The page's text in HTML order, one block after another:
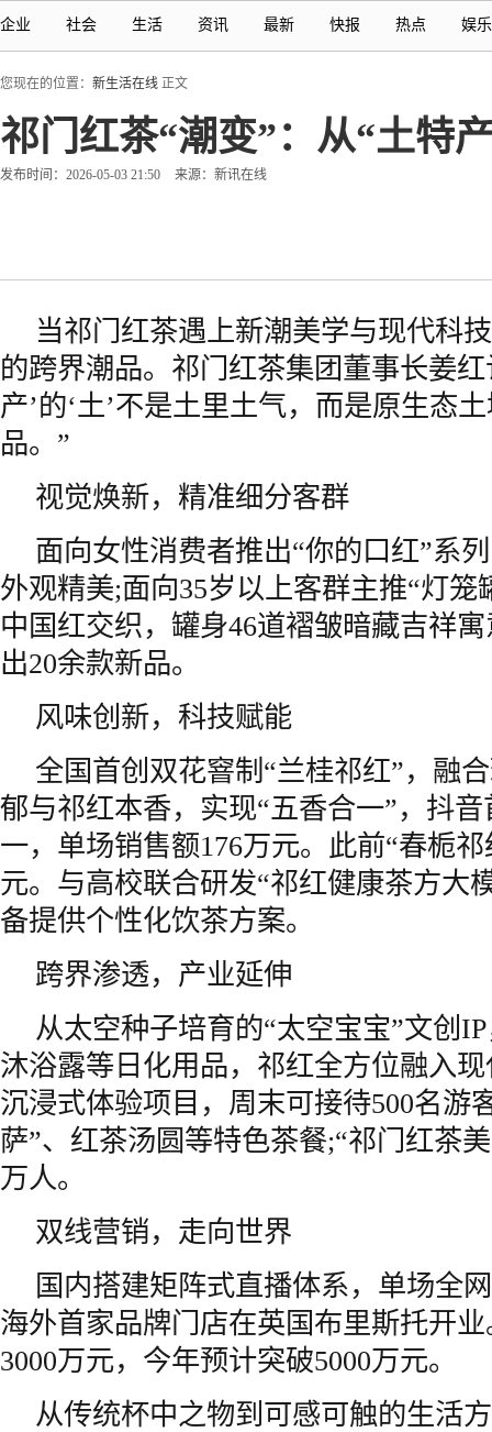
企业 社会 生活 资讯 最新 快报 热点 娱乐
您现在的位置： 新生活在线 正文
祁门红茶“潮变”：从“土特
发布时间：2026-05-03 21:50 来源：新讯在线
当祁门红茶遇上新潮美学与现代科
的跨界潮品。祁门红茶集团董事长姜红
产’的‘土’不是土里土气，而是原生态
品。”
视觉焕新，精准细分客群
面向女性消费者推出“你的口红”系
外观精美;面向35岁以上客群主推“灯笼
中国红交织，罐身46道褶皱暗藏吉祥
出20余款新品。
风味创新，科技赋能
全国首创双花窨制“兰桂祁红”，融
郁与祁红本香，实现“五香合一”，抖
一，单场销售额176万元。此前“春栀
元。与高校联合研发“祁红健康茶方大
备提供个性化饮茶方案。
跨界渗透，产业延伸
从太空种子培育的“太空宝宝”文创
沐浴露等日化用品，祁红全方位融入
沉浸式体验项目，周末可接待500名游
萨”、红茶汤圆等特色茶餐;“祁门红茶
万人。
双线营销，走向世界
国内搭建矩阵式直播体系，单场全
海外首家品牌门店在英国布里斯托开
3000万元，今年预计突破5000万元。
从传统杯中之物到可感可触的生活